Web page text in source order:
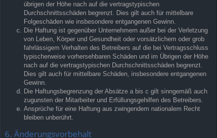
übrigen der Höhe nach auf die vertragstypischen
Durchschnittsschäden begrenzt. Dies gilt auch für mittelbare
Folgeschäden wie insbesondere entgangenen Gewinn.
Die Haftung ist gegenüber Unternehmern außer bei der Verletzung
von Leben, Körper und Gesundheit oder vorsätzlichem oder grob
fahrlässigem Verhalten des Betreibers auf die bei Vertragsschluss
typischerweise vorhersehbaren Schäden und im Übrigen der Höhe
nach auf die vertragstypischen Durchschnittsschäden begrenzt.
Dies gilt auch für mittelbare Schäden, insbesondere entgangenen
Gewinn.
Die Haftungsbegrenzung der Absätze a bis c gilt sinngemäß auch
zugunsten der Mitarbeiter und Erfüllungsgehilfen des Betreibers.
Ansprüche für eine Haftung aus zwingendem nationalem Recht
bleiben unberührt.
6. Änderungsvorbehalt